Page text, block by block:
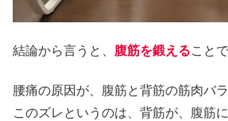
結論から言うと、 腹筋を鍛えることで
腰痛の原因が、腹筋と背筋の筋肉バ
このズレというのは、背筋が、腹筋